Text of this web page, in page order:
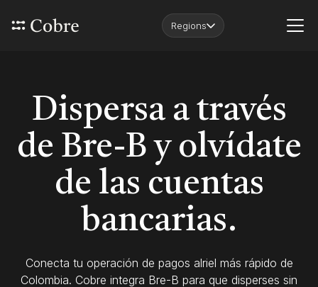
Regions
Dispersa a través
de Bre-B y olvídate
de las cuentas
bancarias.
Conecta tu operación de pagos alriel más rápido de
Colombia. Cobre integra Bre-B para que disperses sin